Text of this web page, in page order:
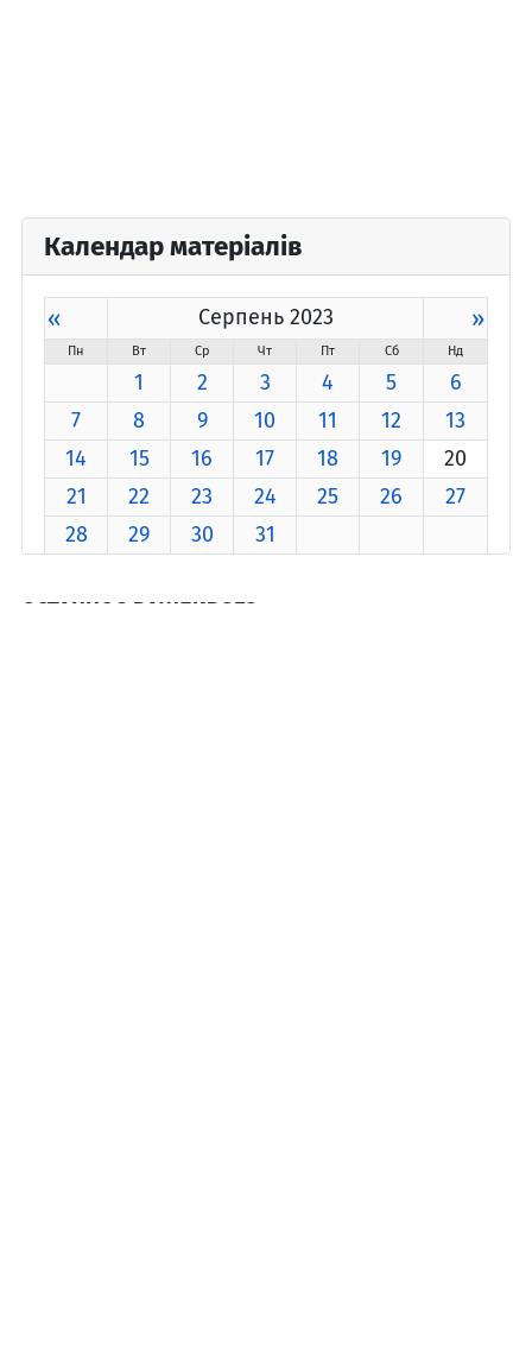
Календар матеріалів
« Серпень 2023 »
Пн Вт Ср Чт Пт Сб Нд
1 2 3 4 5
6
7
8 9 10 11 12
13
14
15 16 17 18 19
20
21
22 23 24 25 26
27
28
29 30 31
ОСТАННЄ З ВАЖЛИВОГО